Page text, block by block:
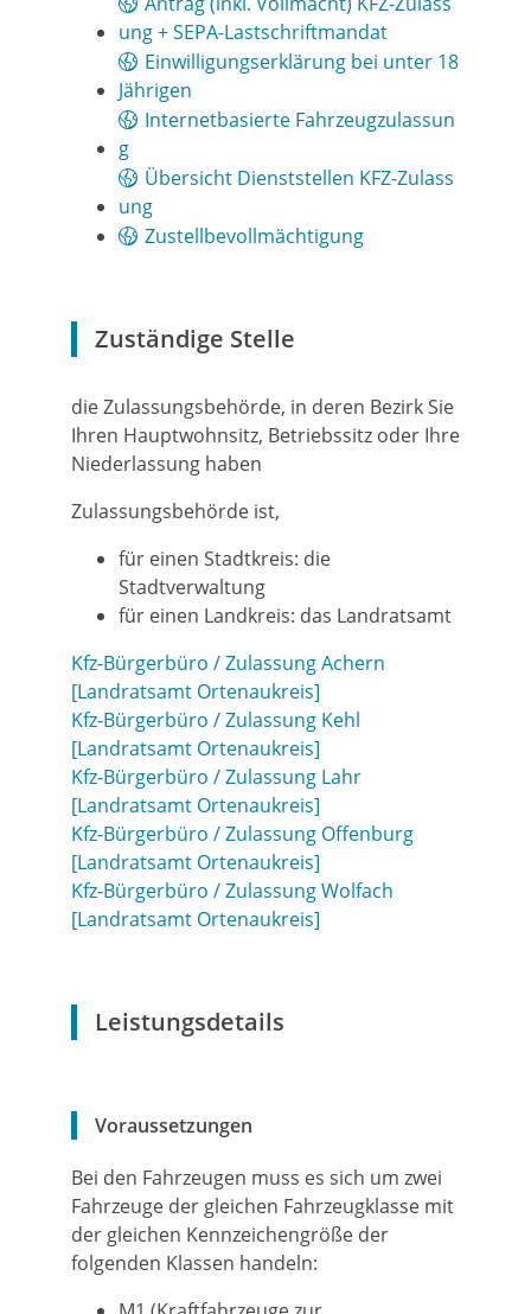
ung + SEPA-Lastschriftmandat
Einwilligungserklärung bei unter 18
Jährigen
Internetbasierte Fahrzeugzulassun
g
Übersicht Dienststellen KFZ-Zulass
ung
Zustellbevollmächtigung
Zuständige Stelle
die Zulassungsbehörde, in deren Bezirk Sie
Ihren Hauptwohnsitz, Betriebssitz oder Ihre
Niederlassung haben
Zulassungsbehörde ist,
für einen Stadtkreis: die
Stadtverwaltung
für einen Landkreis: das Landratsamt
Kfz-Bürgerbüro / Zulassung Achern
[Landratsamt Ortenaukreis]
Kfz-Bürgerbüro / Zulassung Kehl
[Landratsamt Ortenaukreis]
Kfz-Bürgerbüro / Zulassung Lahr
[Landratsamt Ortenaukreis]
Kfz-Bürgerbüro / Zulassung Offenburg
[Landratsamt Ortenaukreis]
Kfz-Bürgerbüro / Zulassung Wolfach
[Landratsamt Ortenaukreis]
Leistungsdetails
Voraussetzungen
Bei den Fahrzeugen muss es sich um zwei
Fahrzeuge der gleichen Fahrzeugklasse mit
der gleichen Kennzeichengröße der
folgenden Klassen handeln: